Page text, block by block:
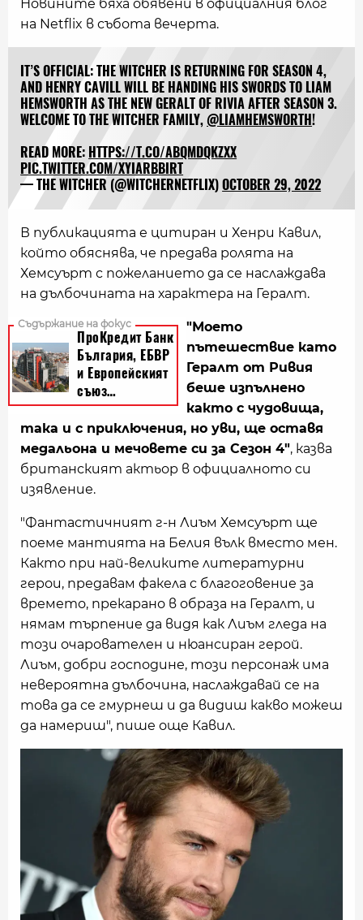
Новините бяха обявени в официалния блог
на Netflix в събота вечерта.
IT’S OFFICIAL: THE WITCHER IS RETURNING FOR SEASON 4,
AND HENRY CAVILL WILL BE HANDING HIS SWORDS TO LIAM
HEMSWORTH AS THE NEW GERALT OF RIVIA AFTER SEASON 3.
WELCOME TO THE WITCHER FAMILY,@LIAMHEMSWORTH!
READ MORE: HTTPS://T.CO/ABQMDQKZXX
PIC.TWITTER.COM/XYIARBBIRT
— THE WITCHER (@WITCHERNETFLIX)OCTOBER 29, 2022
В публикацията е цитиран и Хенри Кавил,
който обяснява, че предава ролята на
Хемсуърт с пожеланието да се наслаждава
на дълбочината на характера на Гералт.
"Моето
пътешествие като
Гералт от Ривия
беше изпълнено
както с чудовища,
така и с приключения, но уви, ще оставя
медальона и мечовете си за Сезон 4", казва
британският актьор в официалното си
изявление.
"Фантастичният г-н Лиъм Хемсуърт ще
поеме мантията на Белия вълк вместо мен.
Както при най-великите литературни
герои, предавам факела с благоговение за
времето, прекарано в образа на Гералт, и
нямам търпение да видя как Лиъм гледа на
този очарователен и нюансиран герой.
Лиъм, добри господине, този персонаж има
невероятна дълбочина, наслаждавай се на
това да се гмурнеш и да видиш какво можеш
да намериш", пише още Кавил.